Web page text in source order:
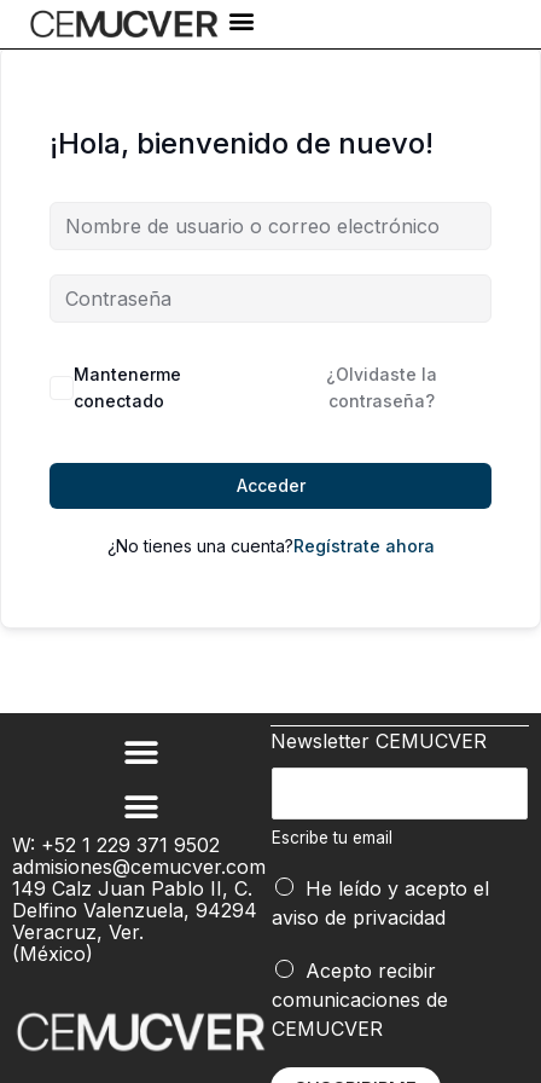
al
¡Hola, bienvenido de nuevo!
Alternative:
Mantenerme
conectado
¿Olvidaste la
contraseña?
Acceder
¿No tienes una cuenta?Regístrate ahora
W: +52 1 229 371 9502
admisiones@cemucver.com
149 Calz Juan Pablo II, C.
Delfino Valenzuela, 94294
Veracruz, Ver.
(México)
Newsletter CEMUCVER
c
i
b
e
u
e
m
Escribe tu email
He leído y acepto el
aviso de privacidad
*
Acepto recibir
comunicaciones de
CEMUCVER